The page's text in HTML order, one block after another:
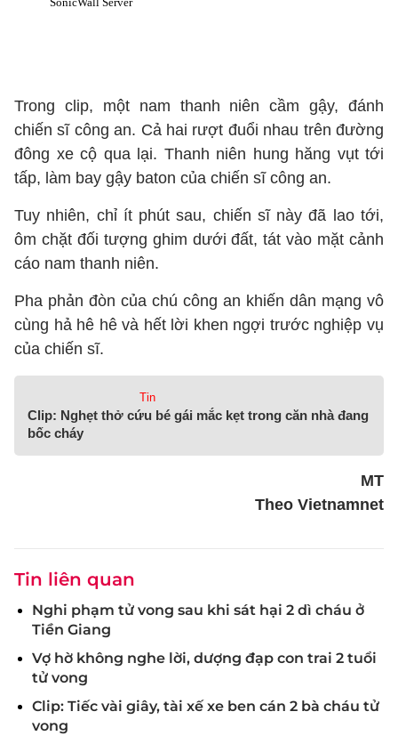
Trong clip, một nam thanh niên cầm gậy, đánh
chiến sĩ công an. Cả hai rượt đuổi nhau trên đường
đông xe cộ qua lại. Thanh niên hung hăng vụt tới
tấp, làm bay gậy baton của chiến sĩ công an.
Tuy nhiên, chỉ ít phút sau, chiến sĩ này đã lao tới,
ôm chặt đối tượng ghim dưới đất, tát vào mặt cảnh
cáo nam thanh niên.
Pha phản đòn của chú công an khiến dân mạng vô
cùng hả hê hê và hết lời khen ngợi trước nghiệp vụ
của chiến sĩ.
Tin
Clip: Nghẹt thở cứu bé gái mắc kẹt trong căn nhà đang
bốc cháy
MT
Theo Vietnamnet
Tin liên quan
Nghi phạm tử vong sau khi sát hại 2 dì cháu ở
Tiền Giang
Vợ hờ không nghe lời, dượng đạp con trai 2 tuổi
tử vong
Clip: Tiếc vài giây, tài xế xe ben cán 2 bà cháu tử
vong